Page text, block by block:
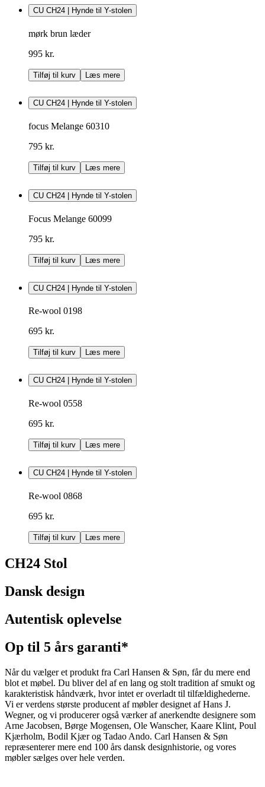
CU CH24 | Hynde til Y-stolen
mørk brun læder
995 kr.
Tilføj til kurv Læs mere
CU CH24 | Hynde til Y-stolen
focus Melange 60310
795 kr.
Tilføj til kurv Læs mere
CU CH24 | Hynde til Y-stolen
Focus Melange 60099
795 kr.
Tilføj til kurv Læs mere
CU CH24 | Hynde til Y-stolen
Re-wool 0198
695 kr.
Tilføj til kurv Læs mere
CU CH24 | Hynde til Y-stolen
Re-wool 0558
695 kr.
Tilføj til kurv Læs mere
CU CH24 | Hynde til Y-stolen
Re-wool 0868
695 kr.
Tilføj til kurv Læs mere
CH24 Stol
Dansk design
Autentisk oplevelse
Op til 5 års garanti*
Når du vælger et produkt fra Carl Hansen & Søn, får du mere end
blot et møbel. Du bliver del af en lang og stolt tradition af smukt og
karakteristisk håndværk, hvor intet er overladt til tilfældighederne.
Vi er verdens største producent af møbler designet af Hans J.
Wegner, og vi producerer også værker af anerkendte designere som
Arne Jacobsen, Børge Mogensen, Ole Wanscher, Kaare Klint, Poul
Kjærholm, Bodil Kjær og Tadao Ando. Carl Hansen & Søn
repræsenterer mere end 100 års dansk designhistorie, og vores
møbler sælges over hele verden.